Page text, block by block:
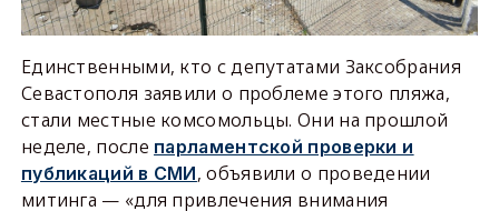
Единственными, кто с депутатами Заксобрания
Севастополя заявили о проблеме этого пляжа,
стали местные комсомольцы. Они на прошлой
неделе, после парламентской проверки и
публикаций в СМИ, объявили о проведении
митинга — «для привлечения внимания